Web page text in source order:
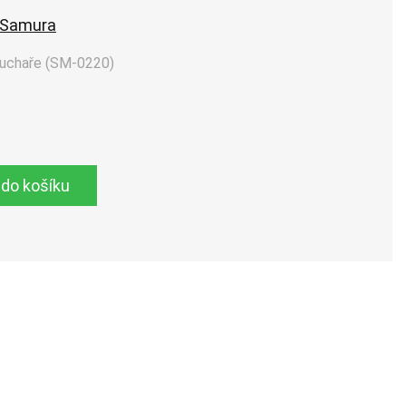
Samura
(SM-0220)
košíku